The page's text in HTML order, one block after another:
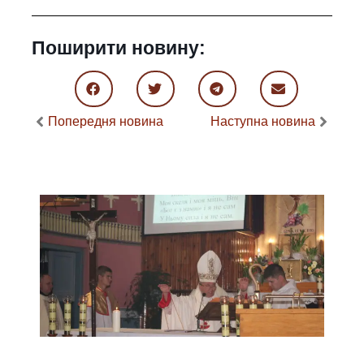
Поширити новину:
Попередня новина Наступна новина